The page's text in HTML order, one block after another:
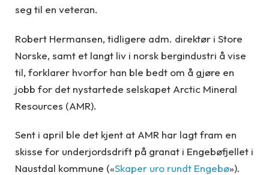
seg til en veteran.
Robert Hermansen, tidligere adm. direktør i Store
Norske, samt et langt liv i norsk bergindustri å vise
til, forklarer hvorfor han ble bedt om å gjøre en
jobb for det nystartede selskapet Arctic Mineral
Resources (AMR).
Sent i april ble det kjent at AMR har lagt fram en
skisse for underjordsdrift på granat i Engebøfjellet i
Naustdal kommune («Skaper uro rundt Engebø»).